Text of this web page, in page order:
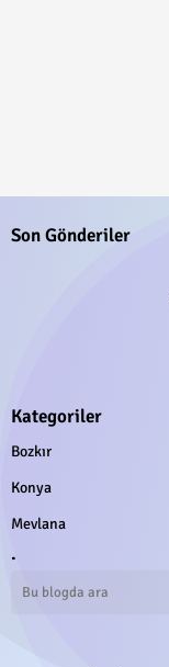
Son Gönderiler
Kategoriler
Bozkır
Konya
Mevlana
.